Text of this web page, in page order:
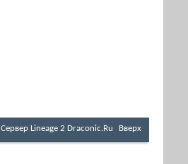
Cервер Lineage 2 Draconic.Ru Вверх